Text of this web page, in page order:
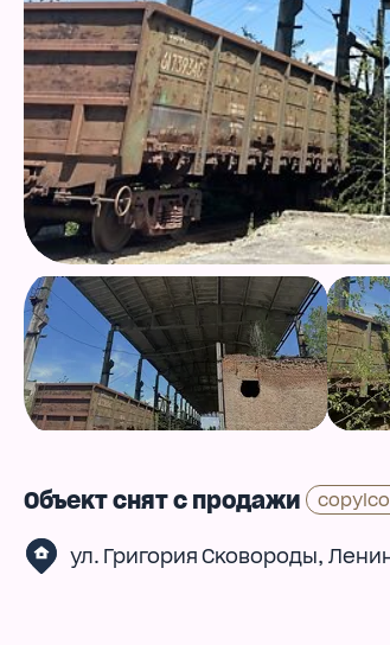
Объект снят с продажи
ул. Григория Сковороды,